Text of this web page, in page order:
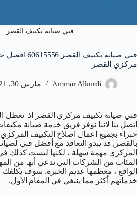
فني صيانة تكييف القصر
فني صيانة
مركزي القصر
Ammar Alkurdi مارس 30, 2021
فني صيانة تكييف مركزي القصر اذا تعطل
اتصل بنا لاننا نوفر فريق خدمة صيانة
خبراء بجميع اعمال اصلاح التكييف
بالقصر, قد يبدو التعاقد مع أفضل فني
المركزي مهمة سهلة ، لكنها ليست كذلك في
المئات من الشركات التي تدعي أنها من
الواقع ، معظمها عديم الخبرة. سوف يكلفك
خدماتهم أكثر مما ينبغي في المقام الأول.